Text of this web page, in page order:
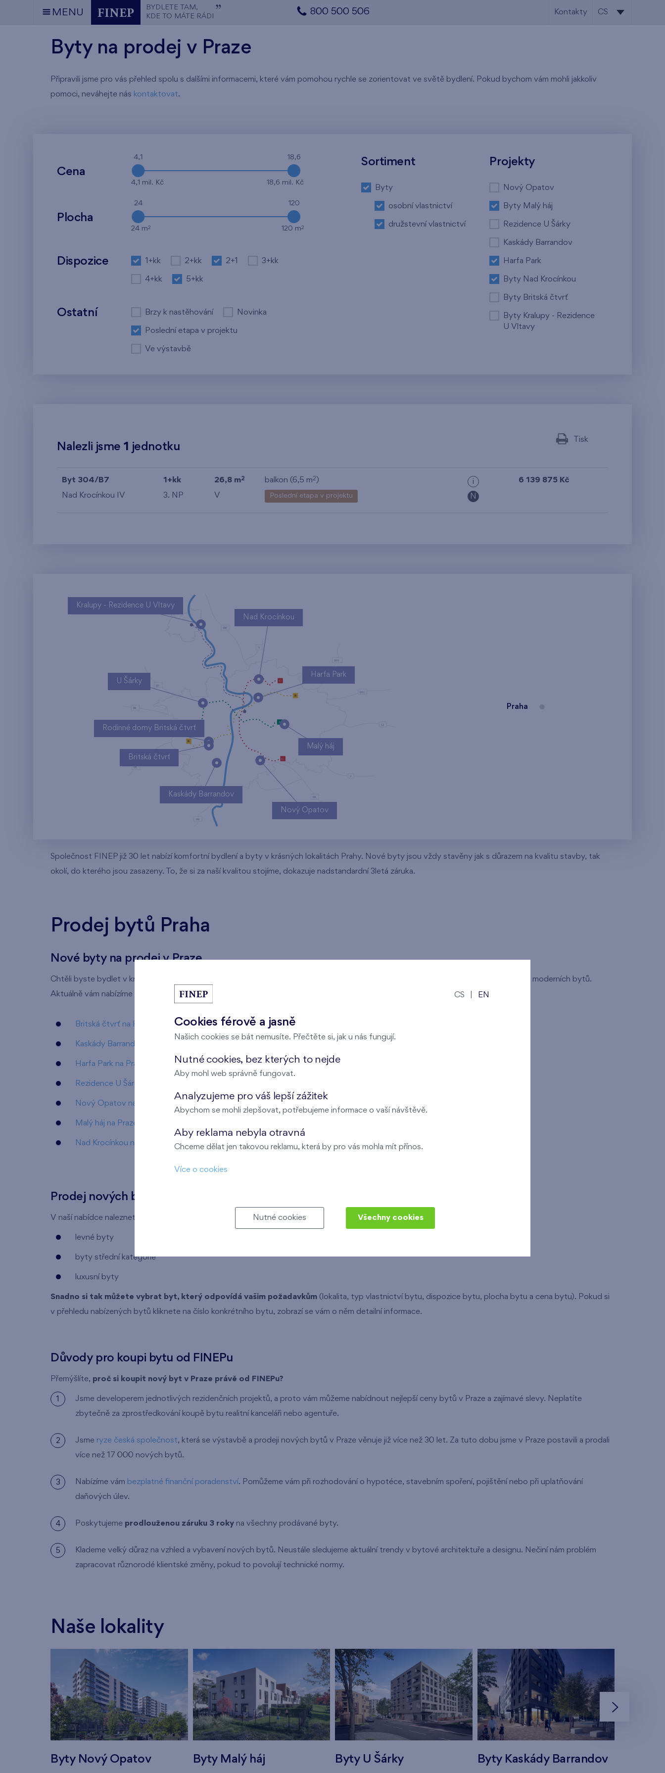
MENU
BYDLETE TAM,
KDE TO MÁTE RÁDI
800 500 506 Kontakty CS
Byty na prodej v Praze
Připravili jsme pro vás přehled spolu s dalšími informacemi, které vám pomohou rychle se zorientovat ve světě bydlení. Pokud bychom vám mohli jakkoliv
pomoci, neváhejte nás kontaktovat.
Cena
4,1 18,6
4,1 mil. Kč 18,6 mil. Kč
Plocha
24 120
24 m2 120 m2
Dispozice 1+kk 2+kk 2+1 3+kk
4+kk 5+kk
Ostatní Brzy k nastěhování Novinka
Poslední etapa v projektu
Ve výstavbě
Sortiment
Byty
osobní vlastnictví
družstevní vlastnictví
Projekty
Nový Opatov
Byty Malý háj
Rezidence U Šárky
Kaskády Barrandov
Harfa Park
Byty Nad Krocínkou
Byty Britská čtvrť
Byty Kralupy - Rezidence
U Vltavy
Nalezli jsme 1 jednotku
Tisk
Byt 304/B7 1+kk 26,8 m2 balkon (6,5 m2 )
Nad Krocínkou IV 3. NP V Poslední etapa v projektu
i
N
6 139 875 Kč
Nový Opatov
Malý háj
U Šárky
Kaskády Barrandov
Harfa Park
Nad Krocínkou
Rodinné domy Britská čtvrť
Britská čtvrť
Kralupy - Rezidence U Vltavy
Praha
Společnost FINEP již 30 let nabízí komfortní bydlení a byty v krásných lokalitách Prahy. Nové byty jsou vždy stavěny jak s důrazem na kvalitu stavby, tak
okolí, do kterého jsou zasazeny. To, že si za naší kvalitou stojíme, dokazuje nadstandardní 3letá záruka.
Prodej bytů Praha
Nové byty na prodej v Praze
Chtěli byste bydlet v krásném novém bytě v hlavním městě? Pak jste tu správně. Více než 30 let se zabýváme výstavbou a prodejem moderních bytů.
Aktuálně vám nabízíme desítky bytových jednotek v rezidenčních projektech po celé Praze, stačí si jen vybrat:
Britská čtvrť na Praze 5 - Stodůlky
Kaskády Barrandov na Praze 5 - Hlubočepy
Harfa Park na Praze 9 - Vysočany
Rezidence U Šárky na Praze 6 - Ruzyně
Nový Opatov na Praze 11 - Chodov
Malý háj na Praze 10 - Štěrboholy
Nad Krocínkou na Praze 9 - Prosek
Prodej nových bytů v Praze
V naší nabídce naleznete bytové jednotky všech cenových kategorií:
levné byty
byty střední kategorie
luxusní byty
Snadno si tak můžete vybrat byt, který odpovídá vašim požadavkům (lokalita, typ vlastnictví bytu, dispozice bytu, plocha bytu a cena bytu). Pokud si
v přehledu nabízených bytů kliknete na číslo konkrétního bytu, zobrazí se vám o něm detailní informace.
Důvody pro koupi bytu od FINEPu
Přemýšlíte, proč si koupit nový byt v Praze právě od FINEPu?
Jsme developerem jednotlivých rezidenčních projektů, a proto vám můžeme nabídnout nejlepší ceny bytů v Praze a zajímavé slevy. Neplatíte
zbytečně za zprostředkování koupě bytu realitní kanceláři nebo agentuře.
Jsme ryze česká společnost, která se výstavbě a prodeji nových bytů v Praze věnuje již více než 30 let. Za tuto dobu jsme v Praze postavili a prodali
více než 17 000 nových bytů.
Nabízíme vám bezplatné finanční poradenství. Pomůžeme vám při rozhodování o hypotéce, stavebním spoření, pojištění nebo při uplatňování
daňových úlev.
Poskytujeme prodlouženou záruku 3 roky na všechny prodávané byty.
Klademe velký důraz na vzhled a vybavení nových bytů. Neustále sledujeme aktuální trendy v bytové architektuře a designu. Nečiní nám problém
zapracovat různorodé klientské změny, pokud to povolují technické normy.
Naše lokality
Byty Nový Opatov Byty Malý háj Byty U Šárky Byty Kaskády Barrandov
CS EN
Cookies férově a jasně
Našich cookies se bát nemusíte. Přečtěte si, jak u nás fungují.
Nutné cookies, bez kterých to nejde
Aby mohl web správně fungovat.
Analyzujeme pro váš lepší zážitek
Abychom se mohli zlepšovat, potřebujeme informace o vaší návštěvě.
Aby reklama nebyla otravná
Chceme dělat jen takovou reklamu, která by pro vás mohla mít přínos.
Více o cookies
Nutné cookies Všechny cookies